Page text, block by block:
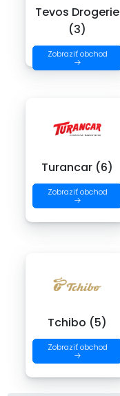
Tevos Drogerie
(3)
Zobraziť obchod
→
Turancar (6)
Zobraziť obchod
→
Tchibo (5)
Zobraziť obchod
→